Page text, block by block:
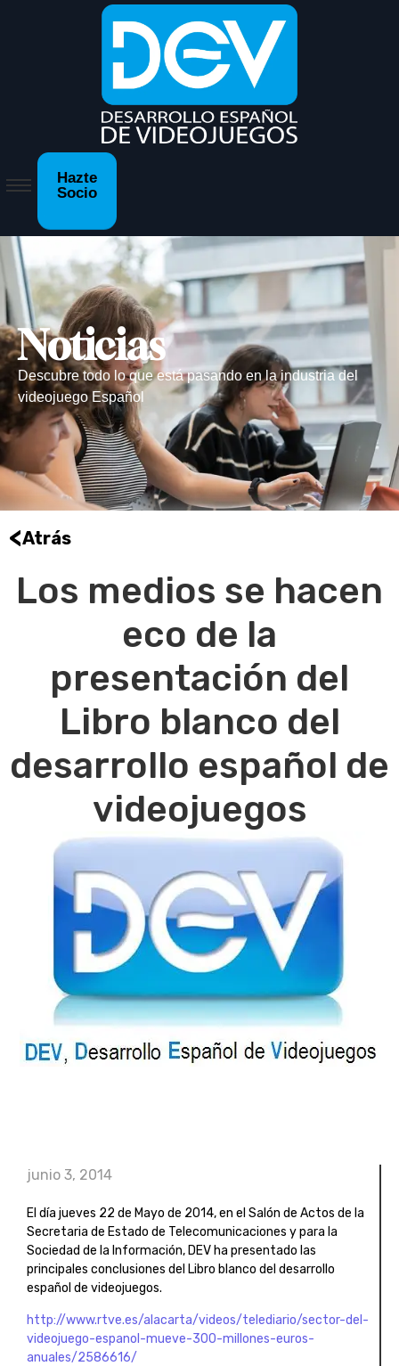
Hazte
Socio
Noticias
Descubre todo lo que está pasando en la industria del
videojuego Español
<Atrás
Los medios se hacen
eco de la
presentación del
Libro blanco del
desarrollo español de
videojuegos
junio 3, 2014
El día jueves 22 de Mayo de 2014, en el Salón de Actos de la
Secretaria de Estado de Telecomunicaciones y para la
Sociedad de la Información, DEV ha presentado las
principales conclusiones del Libro blanco del desarrollo
español de videojuegos.
http://www.rtve.es/alacarta/videos/telediario/sector-del-
videojuego-espanol-mueve-300-millones-euros-
anuales/2586616/